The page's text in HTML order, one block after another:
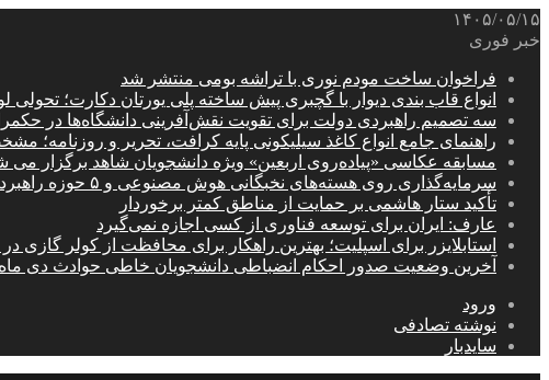
۱۴۰۵/۰۵/۱۵
خبر فوری
فراخوان ساخت مودم نوری با تراشه بومی منتشر شد
انواع قاب بندی دیوار با گچبری پیش ساخته پلی یورتان دکارت؛
سه تصمیم راهبردی دولت برای تقویت نقش‌آفرینی دانشگاه‌ها در
راهنمای جامع انواع کاغذ سیلیکونی پایه کرافت، تحریر و روزنامه؛
مسابقه عکاسی «پیاده‌روی اربعین» ویژه دانشجویان شاهد برگزار می
سرمایه‌گذاری روی هسته‌های نخبگانی هوش مصنوعی و ۵ حوزه راهبردی کشور
تأکید ستار هاشمی بر حمایت از مناطق کمتر برخوردار
عارف: ایران برای توسعه فناوری از کسی اجازه نمی‌گیرد
استابلایزر برای اسپلیت؛ بهترین راهکار برای محافظت از کولر گازی
آخرین وضعیت صدور احکام انضباطی دانشجویان خاطی حوادث دی ماه
ورود
نوشته تصادفی
سایدبار